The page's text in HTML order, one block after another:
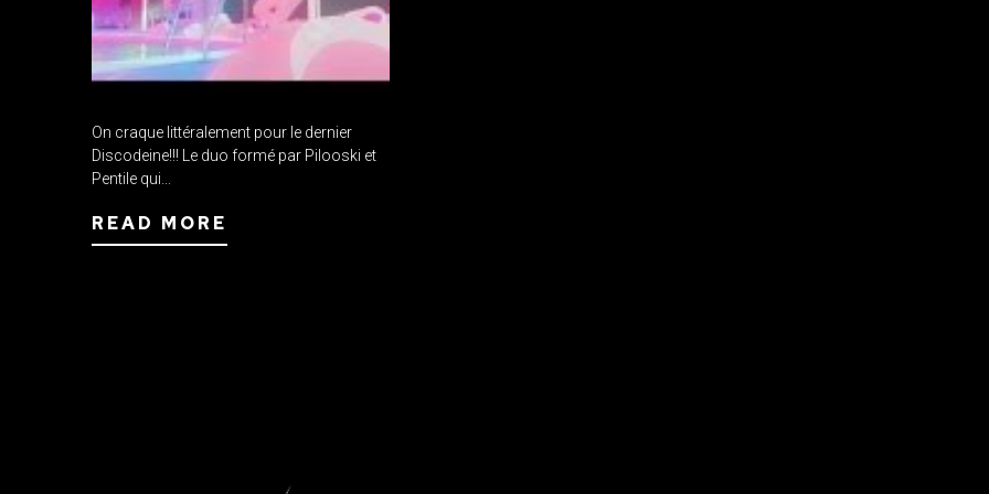
On craque littéralement pour le dernier
Discodeine!!! Le duo formé par Pilooski et
Pentile qui...
READ MORE